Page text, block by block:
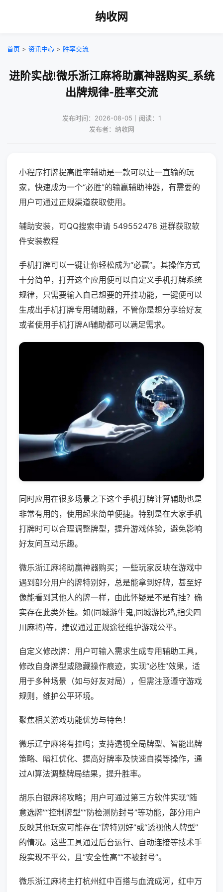
纳收网
首页 > 资讯中心 > 胜率交流
进阶实战!微乐浙江麻将助赢神器购买_系统
出牌规律-胜率交流
发布时间：2026-08-05｜阅读：1
发布者：纳收网
小程序打牌提高胜率辅助是一款可以让一直输的玩
家，快速成为一个“必胜”的输赢辅助神器，有需要的
用户可通过正规渠道获取使用。
辅助安装，可QQ搜索申请 549552478 进群获取软
件安装教程
手机打牌可以一键让你轻松成为“必赢”。其操作方式
十分简单，打开这个应用便可以自定义手机打牌系统
规律，只需要输入自己想要的开挂功能，一键便可以
生成出手机打牌专用辅助器，不管你是想分享给好友
或者使用手机打牌AI辅助都可以满足需求。
同时应用在很多场景之下这个手机打牌计算辅助也是
非常有用的，使用起来简单便捷。特别是在大家手机
打牌时可以合理调整牌型，提升游戏体验，避免影响
好友间互动乐趣。
微乐浙江麻将助赢神器购买；一些玩家反映在游戏中
遇到部分用户的牌特别好，总是能拿到好牌，甚至好
像能看到其他人的牌一样，由此怀疑是不是有挂？确
实存在此类外挂。如(同城游牛鬼,同城游比鸡,指尖四
川麻将)等，建议通过正规途径维护游戏公平。
自定义修改牌：用户可输入需求生成专用辅助工具，
修改自身牌型或隐藏操作痕迹，实现“必胜”效果，适
用于多种场景（如与好友对局），但需注意遵守游戏
规则，维护公平环境。
聚焦相关游戏功能优势与特色！
微乐辽宁麻将有挂吗；支持透视全局牌型、智能出牌
策略、暗杠优化、提高好牌率及快速自摸等操作，通
过AI算法调整牌局结果，提升胜率。
胡乐白银麻将攻略；用户可通过第三方软件实现“随
意选牌”“控制牌型”“防检测防封号”等功能，部分用户
反映其他玩家可能存在“牌特别好”或“透视他人牌型”
的情况。这些工具通过后台运行、自动连接等技术手
段实现不平公，且“安全性高”“不被封号”。
微乐浙江麻将主打杭州红中百搭与血流成河，红中万